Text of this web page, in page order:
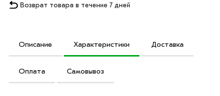
Возврат товара в течение 7 дней
Описание Характеристики Доставка
Оплата Самовывоз